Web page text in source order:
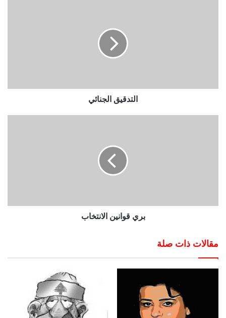
التدقيق الجنائي
بري قوانين الانتخاب
مقالات ذات صلة